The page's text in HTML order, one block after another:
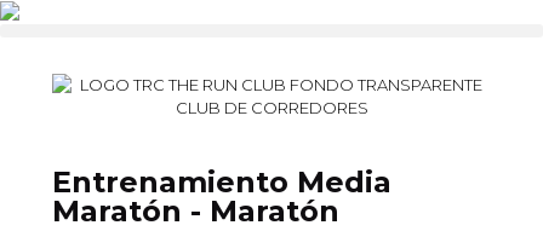
Entrenamiento Media
Maratón - Maratón